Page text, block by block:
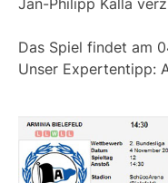
Jan-Philipp Kalla
Das Spiel findet am
Unser Expertentipp: